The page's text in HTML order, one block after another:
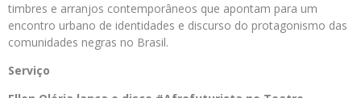
timbres e arranjos contemporâneos que apontam para um
encontro urbano de identidades e discurso do protagonismo das
comunidades negras no Brasil.
Serviço